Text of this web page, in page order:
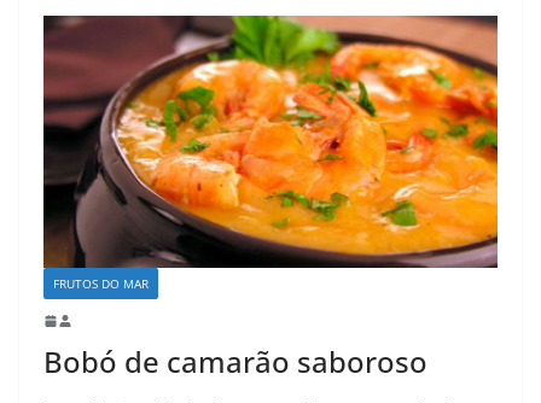
FRUTOS DO MAR
Bobó de camarão saboroso